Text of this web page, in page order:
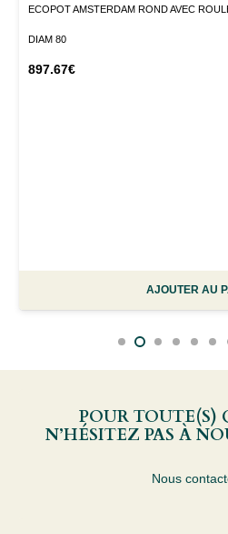
ECOPOT AMSTERDAM ROND AVEC
DIAM 80
897.67€
AJOUTER AU
POUR TOUTE(S)
N’HÉSITEZ PAS À
Nous